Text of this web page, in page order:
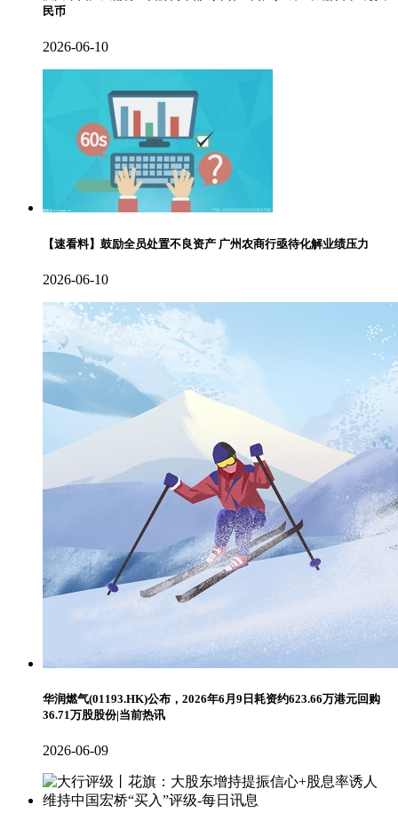
民币
2026-06-10
【速看料】鼓励全员处置不良资产 广州农商行亟待化解业绩压力
2026-06-10
华润燃气(01193.HK)公布，2026年6月9日耗资约623.66万港元回购
36.71万股股份|当前热讯
2026-06-09